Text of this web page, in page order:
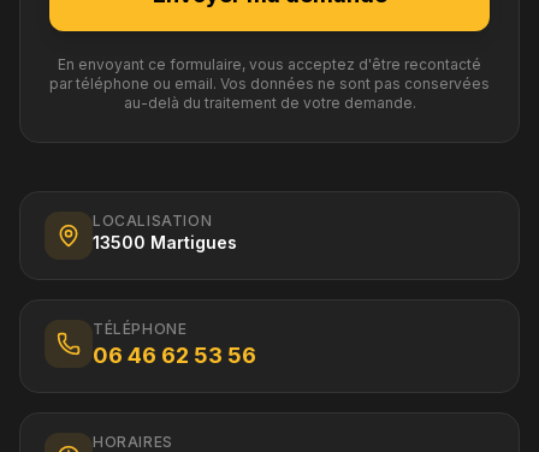
LOCALISATION
13500 Martigues
TÉLÉPHONE
06 46 62 53 56
HORAIRES
En envoyant ce formulaire, vous acceptez d'être recontacté
par téléphone ou email. Vos données ne sont pas conservées
au-delà du traitement de votre demande.